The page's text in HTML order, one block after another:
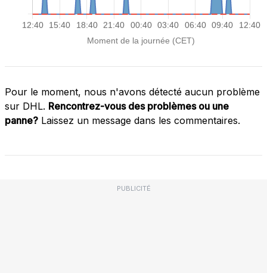
Pour le moment, nous n'avons détecté aucun problème
sur DHL. Rencontrez-vous des problèmes ou une
panne? Laissez un message dans les commentaires.
PUBLICITÉ